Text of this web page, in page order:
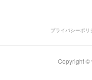
プライバシーポリ
Copyright ©